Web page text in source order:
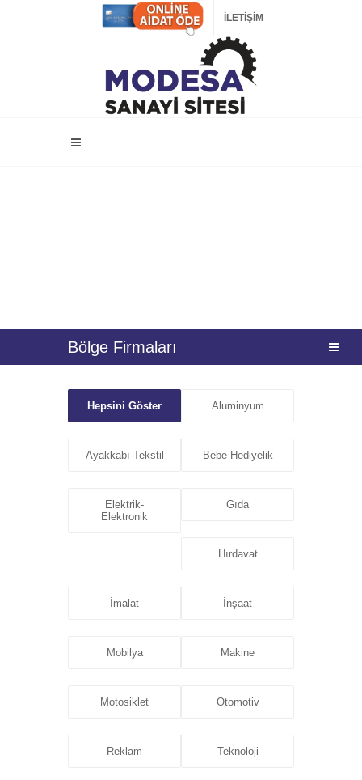
İLETİŞİM
Bölge Firmaları
Hepsini Göster Aluminyum
Ayakkabı-Tekstil Bebe-Hediyelik
Elektrik-
Elektronik
Gıda
Hırdavat
İmalat İnşaat
Mobilya Makine
Motosiklet Otomotiv
Reklam Teknoloji